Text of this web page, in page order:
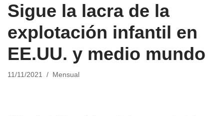
Sigue la lacra de la
explotación infantil en
EE.UU. y medio mundo
11/11/2021 Mensual